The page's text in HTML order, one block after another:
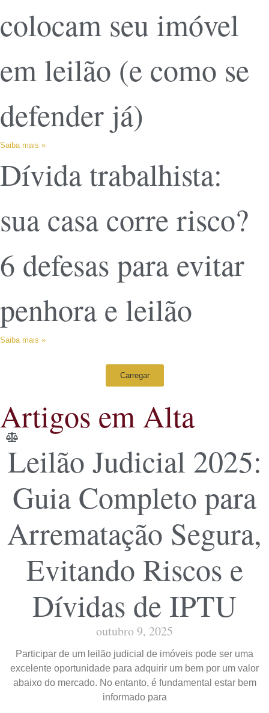
colocam seu imóvel
em leilão (e como se
defender já)
Saiba mais »
Dívida trabalhista:
sua casa corre risco?
6 defesas para evitar
penhora e leilão
Saiba mais »
Carregar
Artigos em Alta
Leilão Judicial 2025:
Guia Completo para
Arrematação Segura,
Evitando Riscos e
Dívidas de IPTU
outubro 9, 2025
Participar de um leilão judicial de imóveis pode ser uma
excelente oportunidade para adquirir um bem por um valor
abaixo do mercado. No entanto, é fundamental estar bem
informado para